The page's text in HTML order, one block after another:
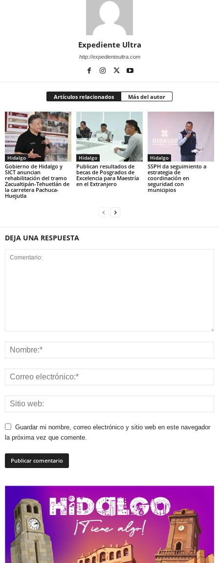
Expediente Ultra
http://expedienteultra.com
Artículos relacionados Más del autor
Hidalgo
Gobierno de Hidalgo y
SICT anuncian
rehabilitación del tramo
Zacualtipán-Tehuetlán de
la carretera Pachuca-
Huejutla
Hidalgo
Publican resultados de
becas de Posgrados de
Excelencia para Maestría
en el Extranjero
Hidalgo
SSPH da seguimiento a
estrategia de
coordinación en
seguridad con
municipios
DEJA UNA RESPUESTA
Guardar mi nombre, correo electrónico y sitio web en este navegador
la próxima vez que comente.